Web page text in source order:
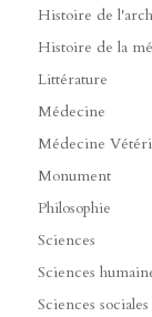
Histoire de
Histoire de la
Littérature
Médecine
Médecine
Monument
Philosophie
Sciences
Sciences
Sciences sociales